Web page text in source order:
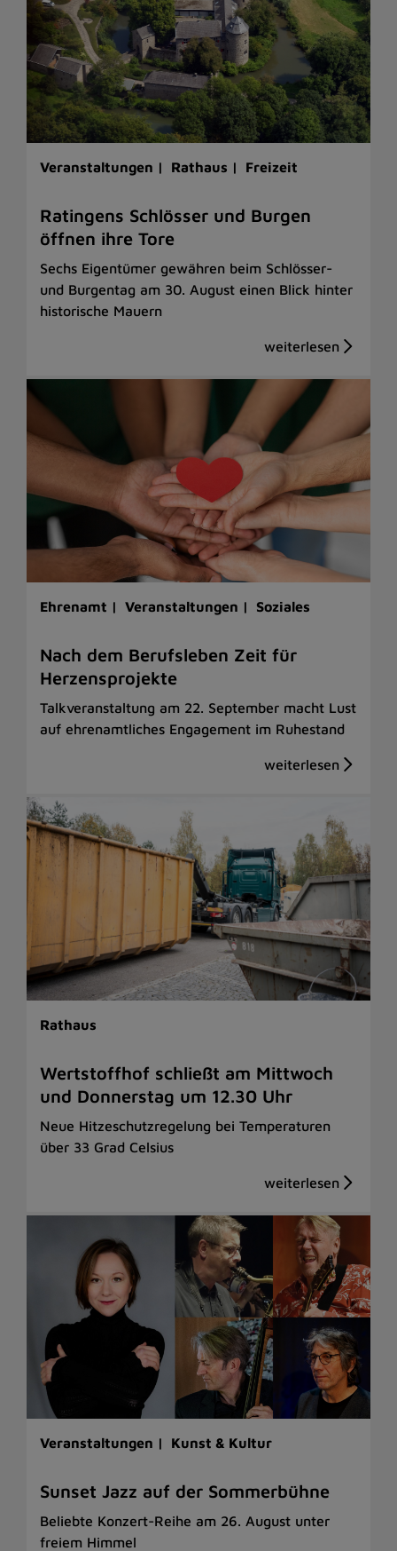
Veranstaltungen | Rathaus | Freizeit
Ratingens Schlösser und Burgen
öffnen ihre Tore
Sechs Eigentümer gewähren beim Schlösser-
und Burgentag am 30. August einen Blick hinter
historische Mauern
Ehrenamt | Veranstaltungen | Soziales
Nach dem Berufsleben Zeit für
Herzensprojekte
Talkveranstaltung am 22. September macht Lust
auf ehrenamtliches Engagement im Ruhestand
Rathaus
Wertstoffhof schließt am Mittwoch
und Donnerstag um 12.30 Uhr
Neue Hitzeschutzregelung bei Temperaturen
über 33 Grad Celsius
Veranstaltungen | Kunst & Kultur
Sunset Jazz auf der Sommerbühne
Beliebte Konzert-Reihe am 26. August unter
freiem Himmel